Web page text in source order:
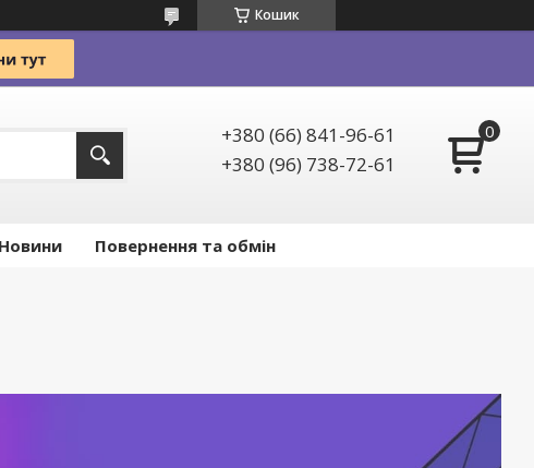
Кошик
+380 (66) 841-96-61
+380 (96) 738-72-61
Новини Повернення та обмін